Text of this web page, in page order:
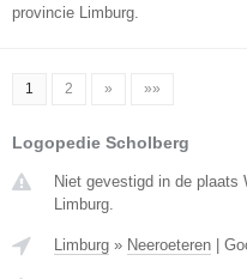
provincie Limburg.
1 2 » »»
Logopedie Scholberg
Niet gevestigd in de plaats
Limburg.
Limburg » Neeroeteren